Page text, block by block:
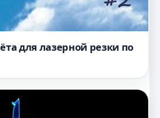
для лазерной резки по